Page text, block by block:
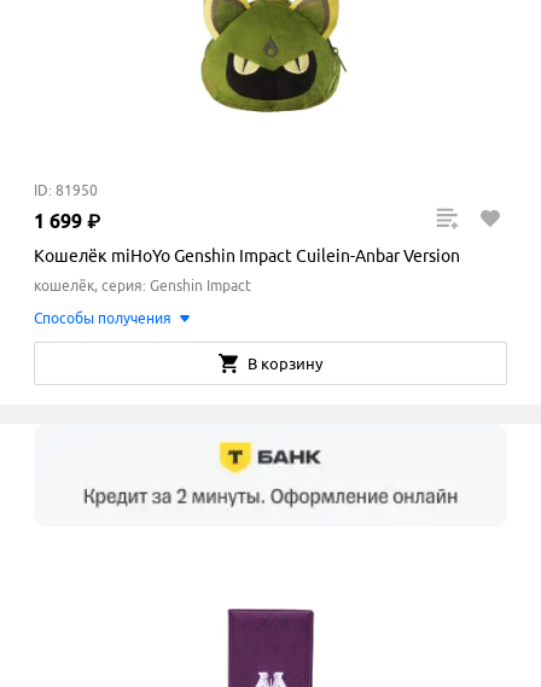
ID: 81950
1 699 ₽
Кошелёк miHoYo Genshin Impact Cuilein-Anbar Version
кошелёк, серия: Genshin Impact
Способы получения
В корзину